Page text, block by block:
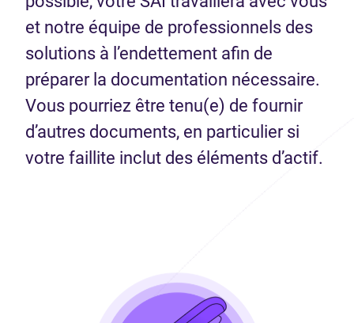
et notre équipe de professionnels des
solutions à l’endettement afin de
préparer la documentation nécessaire.
Vous pourriez être tenu(e) de fournir
d’autres documents, en particulier si
votre faillite inclut des éléments d’actif.